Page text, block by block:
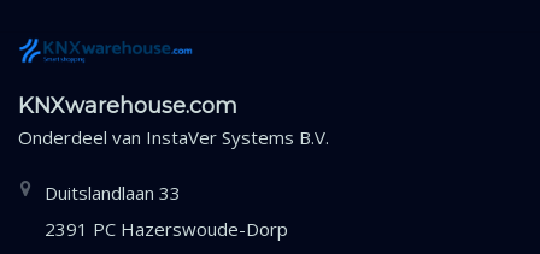
KNXwarehouse.com
Onderdeel van InstaVer Systems B.V.
Duitslandlaan 33
2391 PC Hazerswoude-Dorp